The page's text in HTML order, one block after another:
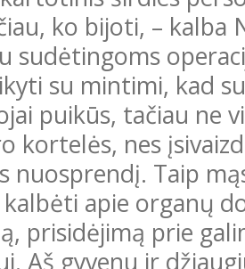
ko bijoti, – kalba
sudėtingoms
su mintimi, kad
puikūs, tačiau ne
kortelės, nes
nuosprendį. Taip
kalbėti apie organų
prisidėjimą prie
Aš gyvenu ir